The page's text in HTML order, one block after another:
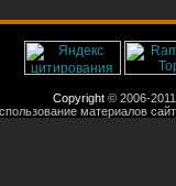
Copyright © 2006-
материалов